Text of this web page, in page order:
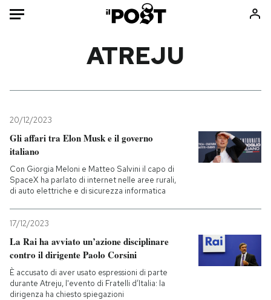
Mondo
Politica
Tecnologia
Internet
Scienza
Economia
Sport
Ok Boomer!
Media
Mondiali calcio 2026
PODCAST
ATREJU
20/12/2023
Gli affari tra Elon Musk e il governo
italiano
Con Giorgia Meloni e Matteo Salvini il capo di
SpaceX ha parlato di internet nelle aree rurali,
di auto elettriche e di sicurezza informatica
17/12/2023
La Rai ha avviato un’azione disciplinare
contro il dirigente Paolo Corsini
È accusato di aver usato espressioni di parte
durante Atreju, l'evento di Fratelli d’Italia: la
dirigenza ha chiesto spiegazioni